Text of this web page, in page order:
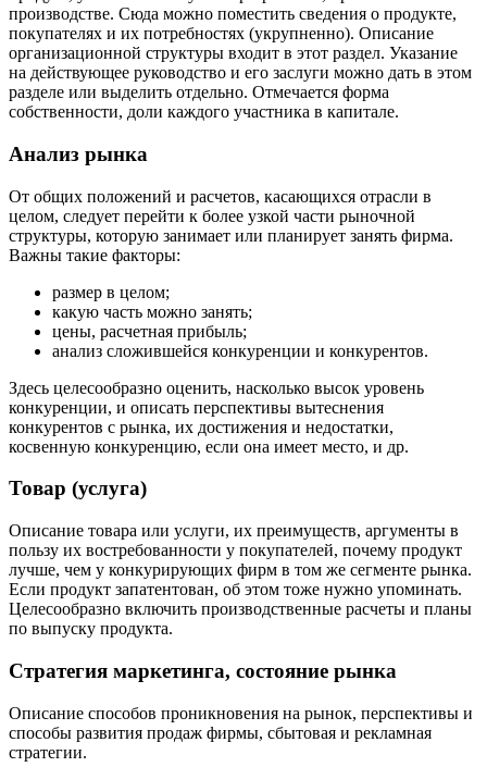
производстве. Сюда можно поместить сведения о продукте,
покупателях и их потребностях (укрупненно). Описание
организационной структуры входит в этот раздел. Указание
на действующее руководство и его заслуги можно дать в этом
разделе или выделить отдельно. Отмечается форма
собственности, доли каждого участника в капитале.
Анализ рынка
От общих положений и расчетов, касающихся отрасли в
целом, следует перейти к более узкой части рыночной
структуры, которую занимает или планирует занять фирма.
Важны такие факторы:
размер в целом;
какую часть можно занять;
цены, расчетная прибыль;
анализ сложившейся конкуренции и конкурентов.
Здесь целесообразно оценить, насколько высок уровень
конкуренции, и описать перспективы вытеснения
конкурентов с рынка, их достижения и недостатки,
косвенную конкуренцию, если она имеет место, и др.
Товар (услуга)
Описание товара или услуги, их преимуществ, аргументы в
пользу их востребованности у покупателей, почему продукт
лучше, чем у конкурирующих фирм в том же сегменте рынка.
Если продукт запатентован, об этом тоже нужно упоминать.
Целесообразно включить производственные расчеты и планы
по выпуску продукта.
Стратегия маркетинга, состояние рынка
Описание способов проникновения на рынок, перспективы и
способы развития продаж фирмы, сбытовая и рекламная
стратегии.